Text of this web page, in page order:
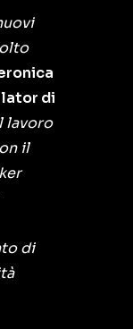
di
lavoro
il
di